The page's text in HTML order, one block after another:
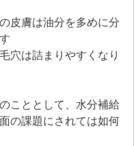
皮膚は油分を多めに分
穴は詰まりやすくなり
こととして、水分補給
の課題にされては如何